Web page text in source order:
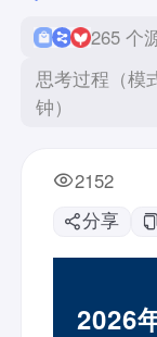
265 个
思考过程（模
钟）
2152
分享